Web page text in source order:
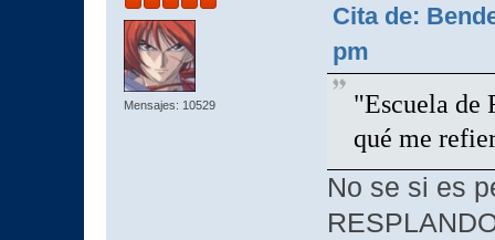
Mensajes: 10529
Cita de:
pm
"Escuela de
qué me
No se si es